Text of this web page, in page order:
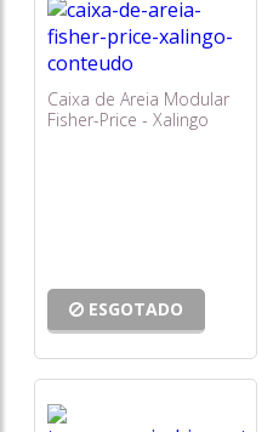
Caixa de Areia Modular
Fisher-Price - Xalingo
ESGOTADO